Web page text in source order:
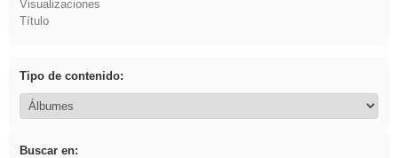
Visualizaciones
Título
Tipo de contenido:
Buscar en: